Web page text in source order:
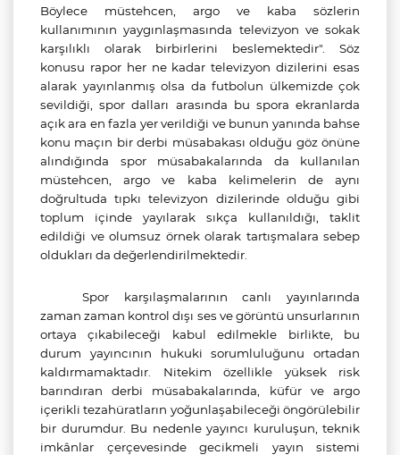
Böylece müstehcen, argo ve kaba sözlerin
kullanımının yaygınlaşmasında televizyon ve sokak
karşılıklı olarak birbirlerini beslemektedir" . Söz
konusu rapor her ne kadar televizyon dizilerini esas
alarak yayınlanmış olsa da futbolun ülkemizde çok
sevildiği, spor dalları arasında bu spora ekranlarda
açık ara en fazla yer verildiği ve bunun yanında bahse
konu maçın bir derbi müsabakası olduğu göz önüne
alındığında spor müsabakalarında da kullanılan
müstehcen, argo ve kaba kelimelerin de aynı
doğrultuda tıpkı televizyon dizilerinde olduğu gibi
toplum içinde yayılarak sıkça kullanıldığı, taklit
edildiği ve olumsuz örnek olarak tartışmalara sebep
oldukları da değerlendirilmektedir.
Spor karşılaşmalarının canlı yayınlarında
zaman zaman kontrol dışı ses ve görüntü unsurlarının
ortaya çıkabileceği kabul edilmekle birlikte, bu
durum yayıncının hukuki sorumluluğunu ortadan
kaldırmamaktadır. Nitekim özellikle yüksek risk
barındıran derbi müsabakalarında, küfür ve argo
içerikli tezahüratların yoğunlaşabileceği öngörülebilir
bir durumdur. Bu nedenle yayıncı kuruluşun, teknik
imkânlar çerçevesinde gecikmeli yayın sistemi